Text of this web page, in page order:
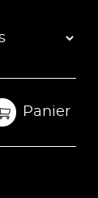
Panier
Panier